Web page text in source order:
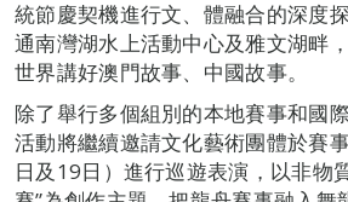
統節慶契機進行文、體融合的深度
通南灣湖水上活動中心及雅文湖畔
世界講好澳門故事、中國故事。
除了舉行多個組別的本地賽事和國
活動將繼續邀請文化藝術團體於賽
日及19日）進行巡遊表演，以非物